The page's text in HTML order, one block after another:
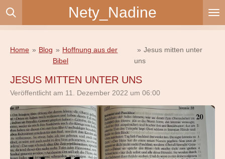
Zum
Nety_Nadine
Home » Blog » Hoffnung aus der
Bibel
» Jesus mitten unter
uns
JESUS MITTEN UNTER UNS
Veröffentlicht am 11. Dezember 2022 um 06:00